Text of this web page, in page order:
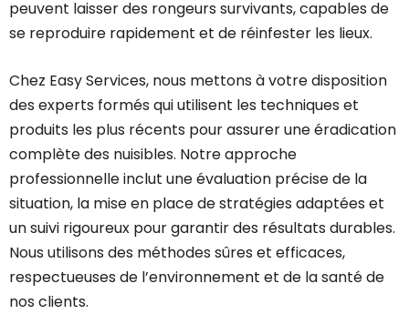
peuvent laisser des rongeurs survivants, capables de
se reproduire rapidement et de réinfester les lieux.
Chez Easy Services, nous mettons à votre disposition
des experts formés qui utilisent les techniques et
produits les plus récents pour assurer une éradication
complète des nuisibles. Notre approche
professionnelle inclut une évaluation précise de la
situation, la mise en place de stratégies adaptées et
un suivi rigoureux pour garantir des résultats durables.
Nous utilisons des méthodes sûres et efficaces,
respectueuses de l’environnement et de la santé de
nos clients.